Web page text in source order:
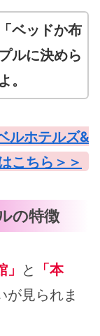
ベッドか布
ルに決めら
。
ルホテルズ&
こちら＞＞
の特徴
」 と
「本
が見られま